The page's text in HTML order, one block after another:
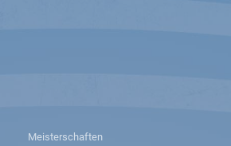
Meisterschaften